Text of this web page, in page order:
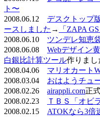
ト〜
2008.06.12 デスクトップ
ースしました →
「ZAPA GS
2008.06.10 ツンデレ知恵
2008.06.08 Webデザイン
白銀比計算ツール作りまし
2008.04.06 マリオカート
2008.03.04 おはようチュ
2008.02.26 airappli.com正
2008.02.23
ＴＢＳ「オビ
2008.02.15 ATOKなら3倍